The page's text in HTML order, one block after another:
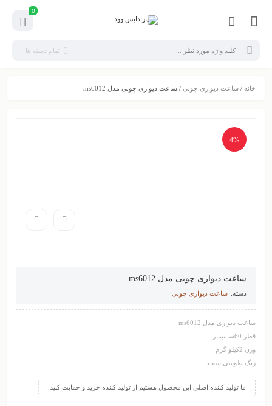
0
تمام دسته ها
خانه / ساعت دیواری چوبی / ساعت دیواری چوبی مدل ms6012
4%
ساعت دیواری چوبی مدل ms6012
دسته: ساعت دیواری چوبی
ساعت دیواری مدل ms6012
قطر 60سانتیمتر
وزن 2کیلو گرم
رنگ طوسی سفید
ما تولید کننده اصلی این محصول هستیم از تولید کننده خرید و حمایت کنید.